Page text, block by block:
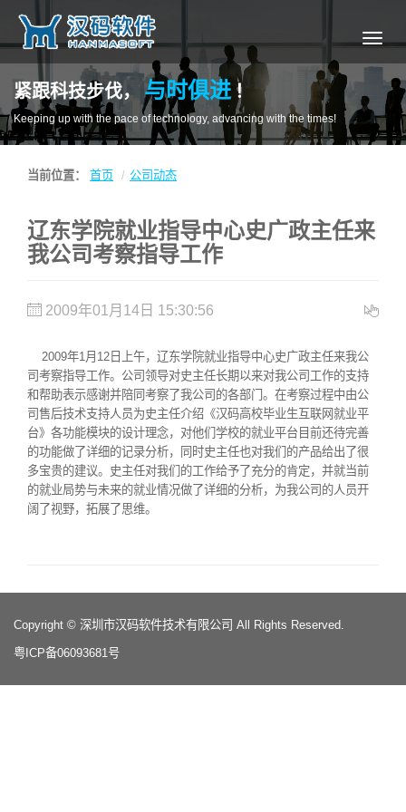
导
紧跟科技步伐， 与时俱进 ！
Keeping up with the pace of technology, advancing with the times!
当前位置： 首页 公司动态
辽东学院就业指导中心史广政主任来
我公司考察指导工作
2009年01月14日 15:30:56
2009年1月12日上午，辽东学院就业指导中心史广政主任来我公
司考察指导工作。公司领导对史主任长期以来对我公司工作的支持
和帮助表示感谢并陪同考察了我公司的各部门。在考察过程中由公
司售后技术支持人员为史主任介绍《汉码高校毕业生互联网就业平
台》各功能模块的设计理念，对他们学校的就业平台目前还待完善
的功能做了详细的记录分析，同时史主任也对我们的产品给出了很
多宝贵的建议。史主任对我们的工作给予了充分的肯定，并就当前
的就业局势与未来的就业情况做了详细的分析，为我公司的人员开
阔了视野，拓展了思维。
Copyright © 深圳市汉码软件技术有限公司 All Rights Reserved.
粤ICP备06093681号